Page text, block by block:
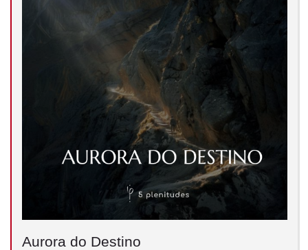
Aurora do Destino